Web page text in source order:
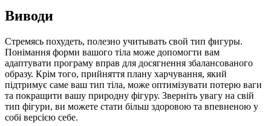
Виводи
Стремясь похудеть, полезно учитывать свой тип фигуры.
Понімання форми вашого тіла може допомогти вам
адаптувати програму вправ для досягнення збалансованого
образу. Крім того, прийняття плану харчування, який
підтримує саме ваш тип тіла, може оптимізувати потерю ваги
та покращити вашу природну фігуру. Зверніть увагу на свій
тип фігури, ви можете стати більш здоровою та впевненою у
собі версією себе.